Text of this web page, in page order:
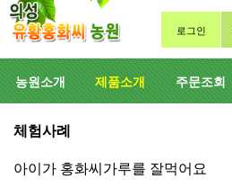
로그인
농원소개 제품소개 주문조회
체험사례
아이가 홍화씨가루를 잘먹어요